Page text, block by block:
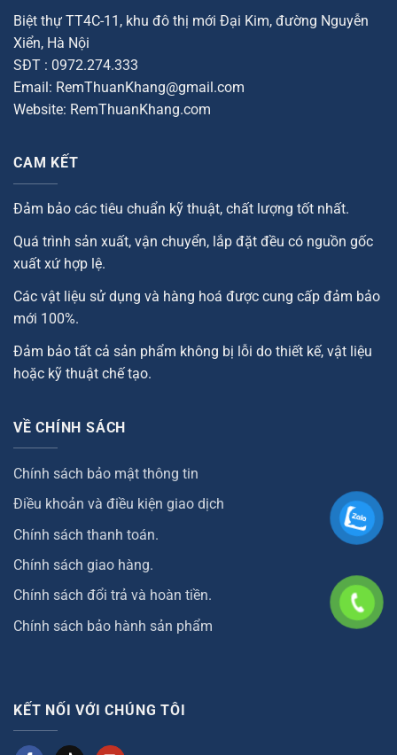
Biệt thự TT4C-11, khu đô thị mới Đại Kim, đường Nguyễn
Xiển, Hà Nội
SĐT : 0972.274.333
Email: RemThuanKhang@gmail.com
Website: RemThuanKhang.com
CAM KẾT
Đảm bảo các tiêu chuẩn kỹ thuật, chất lượng tốt nhất.
Quá trình sản xuất, vận chuyển, lắp đặt đều có nguồn gốc
xuất xứ hợp lệ.
Các vật liệu sử dụng và hàng hoá được cung cấp đảm bảo
mới 100%.
Đảm bảo tất cả sản phẩm không bị lỗi do thiết kế, vật liệu
hoặc kỹ thuật chế tạo.
VỀ CHÍNH SÁCH
Chính sách bảo mật thông tin
Điều khoản và điều kiện giao dịch
Chính sách thanh toán.
Chính sách giao hàng.
Chính sách đổi trả và hoàn tiền.
Chính sách bảo hành sản phẩm
KẾT NỐI VỚI CHÚNG TÔI